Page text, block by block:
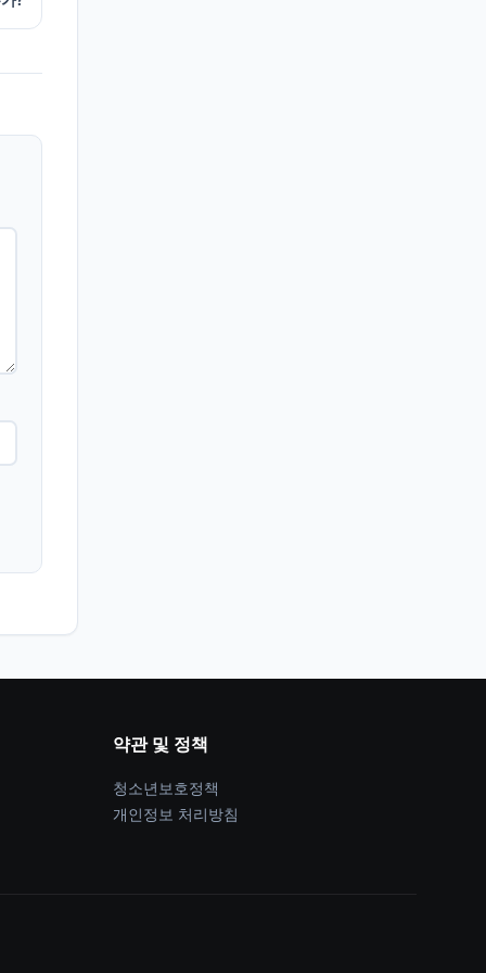
약관 및 정책
청소년보호정책
개인정보 처리방침